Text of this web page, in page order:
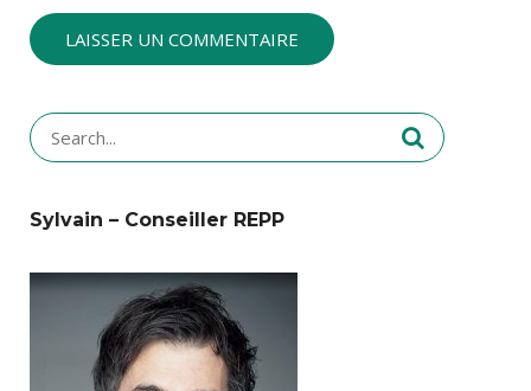
Search
for:
Sylvain – Conseiller REPP